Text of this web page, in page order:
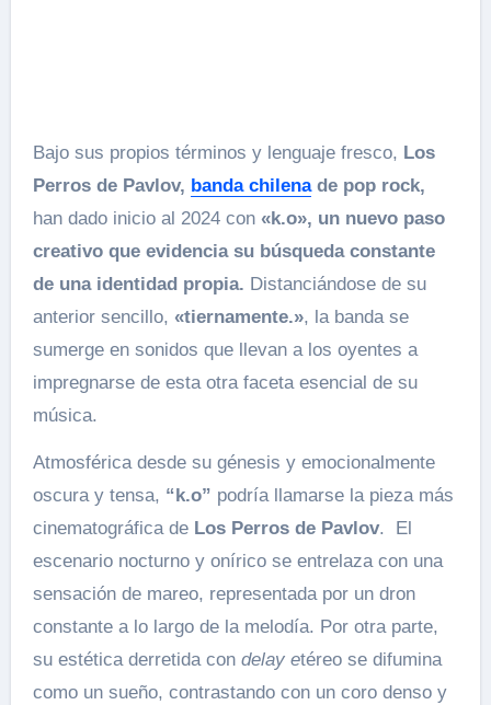
Bajo sus propios términos y lenguaje fresco, Los
Perros de Pavlov, banda chilenade pop rock,
han dado inicio al 2024 con«k.o», un nuevo paso
creativo que evidencia su búsqueda constante
de una identidad propia. Distanciándose de su
anterior sencillo, «tiernamente.», la banda se
sumerge en sonidos que llevan a los oyentes a
impregnarse de esta otra faceta esencial de su
música.
Atmosférica desde su génesis y emocionalmente
oscura y tensa, “k.o” podría llamarse la pieza más
cinematográfica deLos Perros de Pavlov. El
escenario nocturno y onírico se entrelaza con una
sensación de mareo, representada por un dron
constante a lo largo de la melodía. Por otra parte,
su estética derretida con delay etéreo se difumina
como un sueño, contrastando con un coro denso y